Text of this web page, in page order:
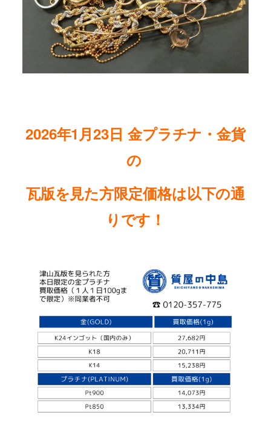
2026年1月23日 金プラチナ・金貨
の
瓦版を見た方限定価格は以下の通
りです ！